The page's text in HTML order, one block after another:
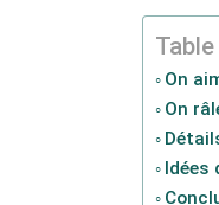
On
On
Idées